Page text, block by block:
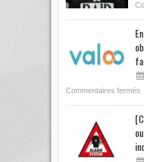
Commentaires fermés